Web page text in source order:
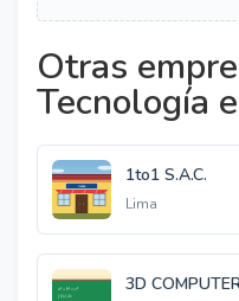
Otras
Tecnología
1to1 S.A.C.
Lima
3D